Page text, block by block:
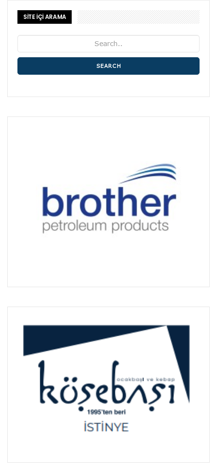
SİTE İÇİ ARAMA
SEARCH